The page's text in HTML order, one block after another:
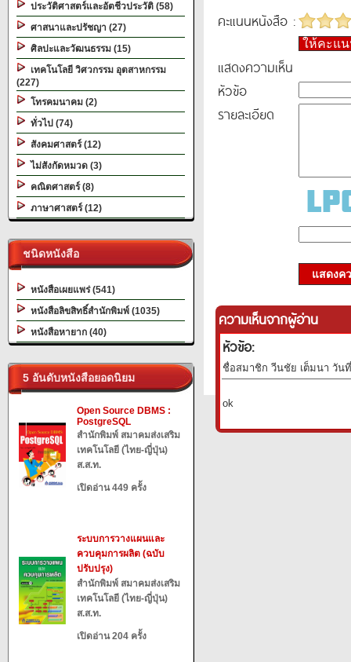
ประวัติศาสตร์และอัตชีวประวัติ (58)
ศาสนาและปรัชญา (27)
ศิลปะและวัฒนธรรม (15)
เทคโนโลยี วิศวกรรม อุตสาหกรรม
(227)
โทรคมนาคม (2)
ทั่วไป (74)
สังคมศาสตร์ (12)
ไม่สังกัดหมวด (3)
คณิตศาสตร์ (8)
ภาษาศาสตร์ (12)
ชนิดหนังสือ
หนังสือเผยแพร่ (541)
หนังสือลิขสิทธิ์สำนักพิมพ์ (1035)
หนังสือหายาก (40)
5 อันดับหนังสือยอดนิยม
Open Source DBMS :
PostgreSQL
สำนักพิมพ์ สมาคมส่งเสริม
เทคโนโลยี (ไทย-ญี่ปุ่น)
ส.ส.ท.
เปิดอ่าน 449 ครั้ง
ระบบการวางแผนและ
ควบคุมการผลิต (ฉบับ
ปรับปรุง)
สำนักพิมพ์ สมาคมส่งเสริม
เทคโนโลยี (ไทย-ญี่ปุ่น)
ส.ส.ท.
เปิดอ่าน 204 ครั้ง
คะแนนหนังสือ :
ให้คะแ
แสดงความเห็น
หัวข้อ
รายละเอียด
แสดงค
ความเห็นจากผู้อ่าน
หัวข้อ:
ชื่อสมาชิก วีนชัย เต็มนา วันที่
ok